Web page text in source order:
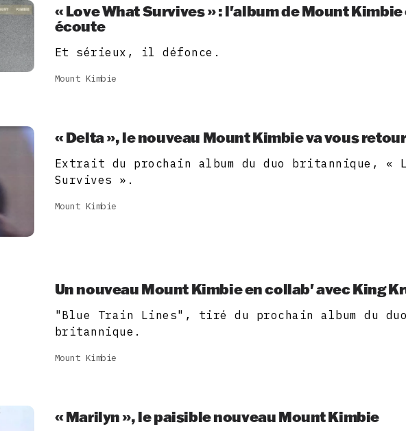
« Love What Survives » : l'album de Mount Kimbie
écoute
Et sérieux, il défonce.
Mount Kimbie
« Delta », le nouveau Mount Kimbie va vous
Extrait du prochain album du duo britannique, «
Survives ».
Mount Kimbie
Un nouveau Mount Kimbie en collab' avec King
"Blue Train Lines", tiré du prochain album du duo
britannique.
Mount Kimbie
« Marilyn », le paisible nouveau Mount Kimbie